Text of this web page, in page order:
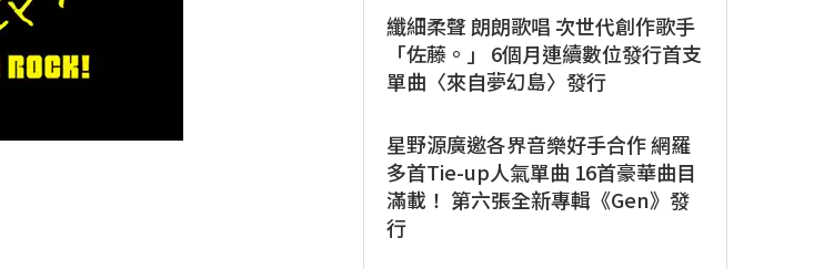
纖細柔聲 朗朗歌唱 次世代創作歌手
「佐藤。」 6個月連續數位發行首支
單曲〈來自夢幻島〉發行
星野源廣邀各界音樂好手合作 網羅
多首Tie-up人氣單曲 16首豪華曲目
滿載！ 第六張全新專輯《Gen》發
行